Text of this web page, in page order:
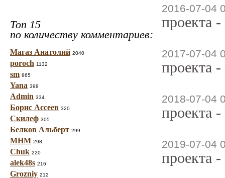
Топ 15
по количеству комментариев:
Магаз Анатолий 2040
poroch 1132
sm 865
Yana 398
Admin 334
Борис Ассеев 320
Скилеф 305
Белков Альберт 299
МНМ 298
Chuk 220
alek48s 216
Grozniy 212
2016-07-04
проекта
2017-07-04
проекта
2018-07-04
проекта
2019-07-04
проекта